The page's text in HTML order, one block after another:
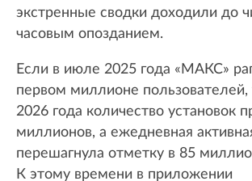
экстренные сводки доходили до
часовым опозданием.
Если в июле 2025 года «МАКС»
первом миллионе
2026 года количество установок
миллионов, а ежедневная
перешагнула отметку в 85
К этому времени в приложении